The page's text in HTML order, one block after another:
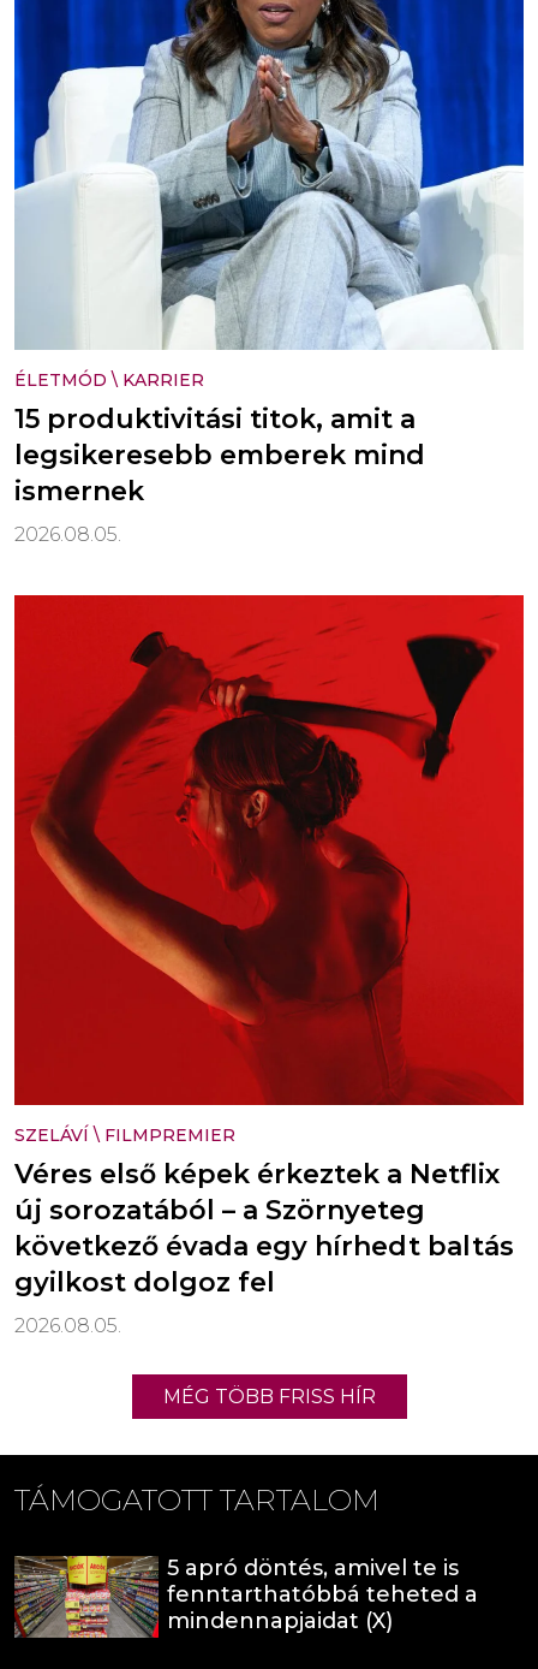
ÉLETMÓD \ KARRIER
15 produktivitási titok, amit a
legsikeresebb emberek mind
ismernek
2026.08.05.
SZELÁVÍ \ FILMPREMIER
Véres első képek érkeztek a Netflix
új sorozatából – a Szörnyeteg
következő évada egy hírhedt baltás
gyilkost dolgoz fel
2026.08.05.
MÉG TÖBB FRISS HÍR
TÁMOGATOTT TARTALOM
5 apró döntés, amivel te is
fenntarthatóbbá teheted a
mindennapjaidat (X)